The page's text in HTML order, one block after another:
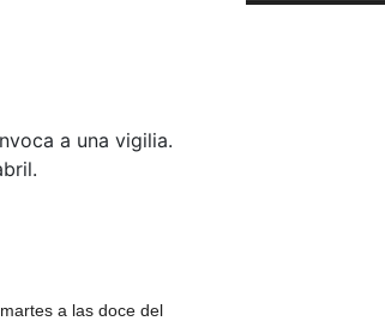
a una vigilia.
a las doce del